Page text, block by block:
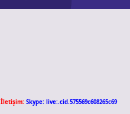
İletişim: Skype: live:.cid.575569c608265c69